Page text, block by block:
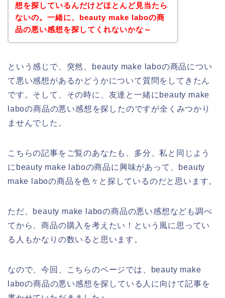
想を探しているんだけどほとんど見当たら
ないの。一緒に、beauty make laboの商
品の悪い感想を探してくれないかな～
という感じで、突然、beauty make laboの商品につい
て悪い感想があるかどうかについて質問をしてきたん
です。そして、その時に、友達と一緒にbeauty make
laboの商品の悪い感想を探したのですが全くみつかり
ませんでした。
こちらの記事をご覧のあなたも、多分、私と同じよう
にbeauty make laboの商品に興味があって、beauty
make laboの商品を色々と探しているのだと思います。
ただ、beauty make laboの商品の悪い感想なども調べ
てから、商品の購入を考えたい！という風に思ってい
る人もかなりの数いると思います。
なので、今回、こちらのページでは、beauty make
laboの商品の悪い感想を探している人に向けて記事を